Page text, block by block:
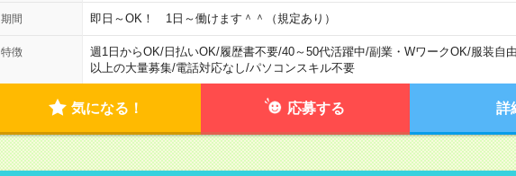
期間 即日～OK！ 1日～働けます＾＾（規定あり）
特徴 週1日からOK/日払いOK/履歴書不要/40～50代活躍中/副業・WワークOK/服装自由
以上の大量募集/電話対応なし/パソコンスキル不要
気になる！ 応募する 詳